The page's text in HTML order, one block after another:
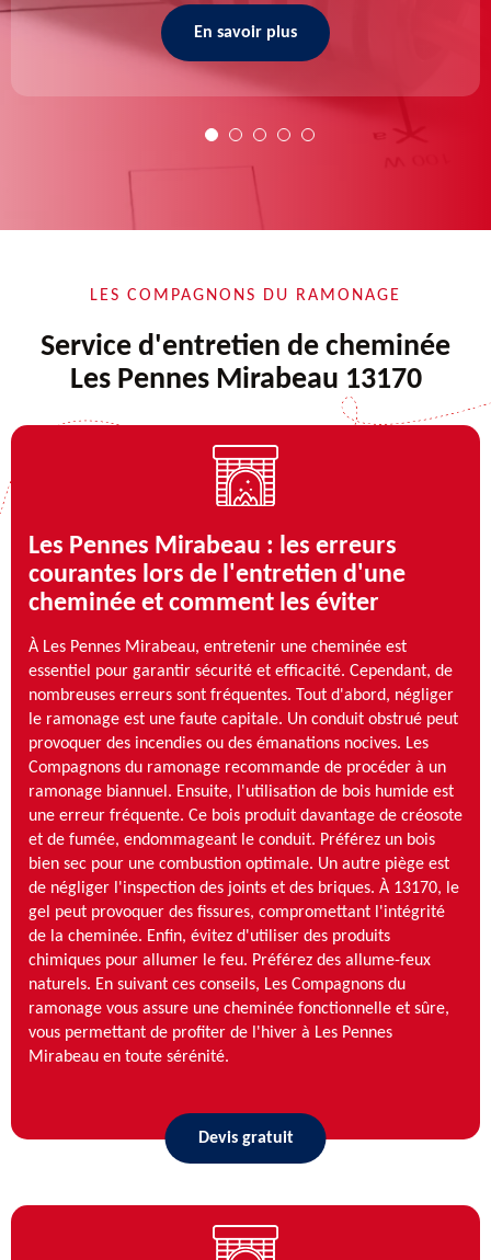
En savoir plus
LES COMPAGNONS DU RAMONAGE
Service d'entretien de cheminée
Les Pennes Mirabeau 13170
Les Pennes Mirabeau : les erreurs
courantes lors de l'entretien d'une
cheminée et comment les éviter
À Les Pennes Mirabeau, entretenir une cheminée est
essentiel pour garantir sécurité et efficacité. Cependant, de
nombreuses erreurs sont fréquentes. Tout d'abord, négliger
le ramonage est une faute capitale. Un conduit obstrué peut
provoquer des incendies ou des émanations nocives. Les
Compagnons du ramonage recommande de procéder à un
ramonage biannuel. Ensuite, l'utilisation de bois humide est
une erreur fréquente. Ce bois produit davantage de créosote
et de fumée, endommageant le conduit. Préférez un bois
bien sec pour une combustion optimale. Un autre piège est
de négliger l'inspection des joints et des briques. À 13170, le
gel peut provoquer des fissures, compromettant l'intégrité
de la cheminée. Enfin, évitez d'utiliser des produits
chimiques pour allumer le feu. Préférez des allume-feux
naturels. En suivant ces conseils, Les Compagnons du
ramonage vous assure une cheminée fonctionnelle et sûre,
vous permettant de profiter de l'hiver à Les Pennes
Mirabeau en toute sérénité.
Devis gratuit